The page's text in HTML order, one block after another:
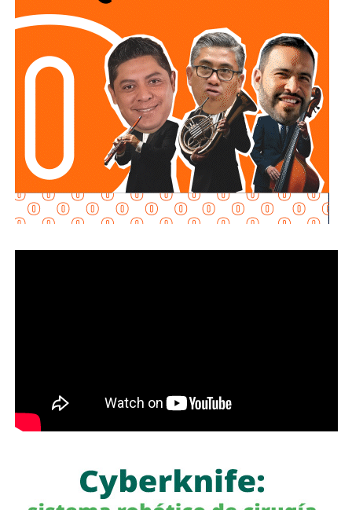
Explicó que la propuesta se desarrolla en dos vertientes
principales: e stablecer de manera objetiva
determinadas conductas evasivas del deudor
alimentario
y penalizar la coparticipación de terceras
personas que, con conocimiento de la obligación
existente, contribuyan a impedir su cumplimiento.
La diputada María Dolores Robles Chairez destacó que la
modificación busca brindar mayores herramientas jurídicas
para proteger el derecho de niñas, niños y demás
personas acreedoras alimentarias, evitando que
maniobras de carácter patrimonial sean utilizadas para
establecidas por la autoridad judicial.
durante periodos relacionados con procesos familiares y
la transferencia de bienes a familiares o personas de
confianza que actúan como titulares aparentes.